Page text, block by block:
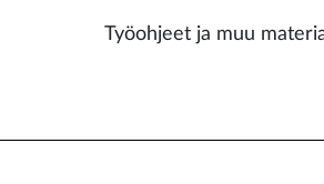
Työohjeet ja muu